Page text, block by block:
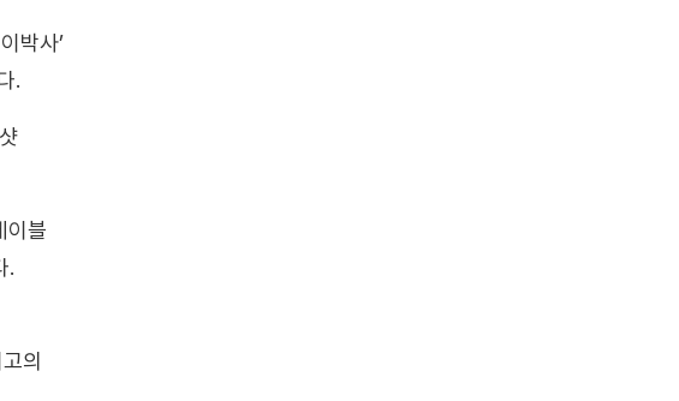
박사’
.
이블
.
의